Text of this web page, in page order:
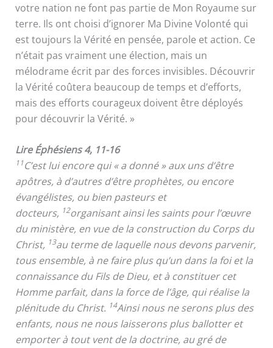
votre nation ne font pas partie de Mon Royaume sur
terre. Ils ont choisi d’ignorer Ma Divine Volonté qui
est toujours la Vérité en pensée, parole et action. Ce
n’était pas vraiment une élection, mais un
mélodrame écrit par des forces invisibles. Découvrir
la Vérité coûtera beaucoup de temps et d’efforts,
mais des efforts courageux doivent être déployés
pour découvrir la Vérité. »
Lire Éphésiens 4, 11-16
11C’est lui encore qui « a donné » aux uns d’être
apôtres, à d’autres d’être prophètes, ou encore
évangélistes, ou bien pasteurs et
docteurs, 12organisant ainsi les saints pour l’œuvre
du ministère, en vue de la construction du Corps du
Christ, 13au terme de laquelle nous devons parvenir,
tous ensemble, à ne faire plus qu’un dans la foi et la
connaissance du Fils de Dieu, et à constituer cet
Homme parfait, dans la force de l’âge, qui réalise la
plénitude du Christ. 14Ainsi nous ne serons plus des
enfants, nous ne nous laisserons plus ballotter et
emporter à tout vent de la doctrine, au gré de